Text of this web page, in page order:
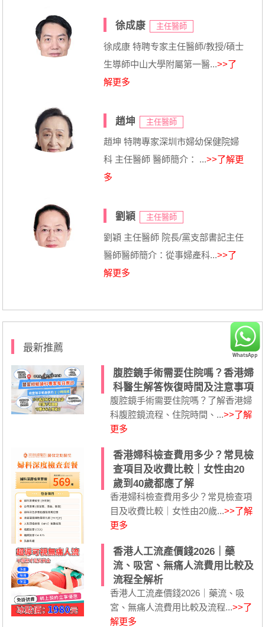
徐成康 主任醫師
徐成康 特聘专家主任醫師/教授/碩士
生導師中山大學附屬第一醫...>>了
解更多
趙坤 主任醫師
趙坤 特聘專家深圳市婦幼保健院婦
科 主任醫師 醫師簡介： ...>>了解更
多
劉穎 主任醫師
劉穎 主任醫師 院長/黨支部書記主任
醫師醫師簡介：從事婦產科...>>了
解更多
最新推薦
腹腔鏡手術需要住院嗎？香港婦
科醫生解答恢復時間及注意事項
腹腔鏡手術需要住院嗎？了解香港婦
科腹腔鏡流程、住院時間、...>>了解
更多
香港婦科檢查費用多少？常見檢
查項目及收費比較｜女性由20
歲到40歲都應了解
香港婦科檢查費用多少？常見檢查項
目及收費比較｜女性由20歲...>>了解
更多
香港人工流產價錢2026｜藥
流、吸宮、無痛人流費用比較及
流程全解析
香港人工流產價錢2026｜藥流、吸
宮、無痛人流費用比較及流程...>>了
解更多